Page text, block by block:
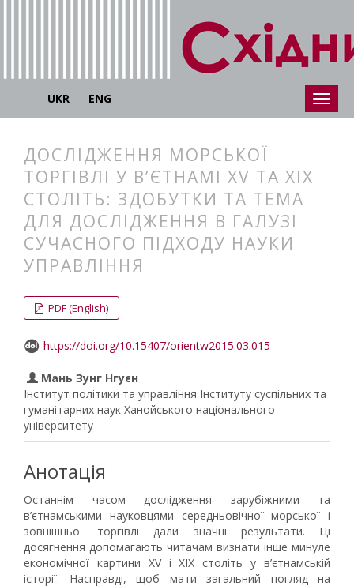
UKR ENG
ДОСЛІДЖЕННЯ МОРСЬКОЇ
ТОРГІВЛІ У В’ЄТНАМІ XV ТА XIX
СТОЛІТЬ: ЗДОБУТКИ ТА ТЕМА
ДЛЯ ДОСЛІДЖЕННЯ В ГАЛУЗІ
СУЧАСНОГО ПІДХОДУ НАУКИ
УПРАВЛІННЯ
PDF (English)
https://doi.org/10.15407/orientw2015.03.015
Мань Зунг Нгуєн
Інститут політики та управління Інституту суспільних та
гуманітарних наук Ханойського національного
університету
Анотація
Останнім часом дослідження зарубіжними та
в’єтнамськими науковцями середньовічної морської і
зовнішньої торгівлі дали значні результати. Ці
досягнення допомагають читачам визнати інше минуле
економічної картини XV і XIX століть у в’єтнамській
історії. Насправді, щоб мати загальний погляд на